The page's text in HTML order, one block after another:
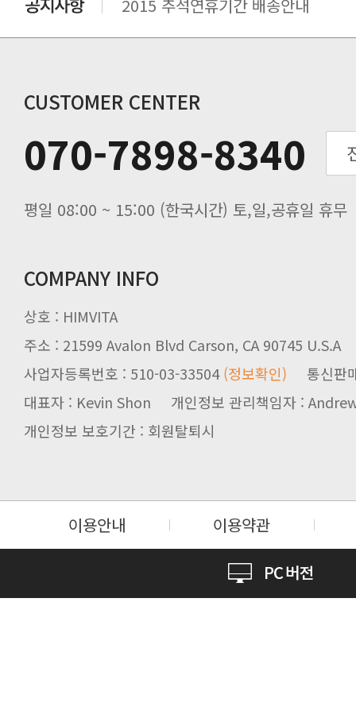
2015 추석연휴기간 배송안내
추수감사절 배송안내
추석기간 배송안내
노동절(9월3일) 배송업무 안내
입금 고객님을 찾습니다.
CUSTOMER CENTER
070-7898-8340
평일 08:00 ~ 15:00 (한국시간) 토,일,공휴일 휴무
COMPANY INFO
상호 : HIMVITA
주소 : 21599 Avalon Blvd Carson, CA 90745 U.S.A
사업자등록번호 : 510-03-33504(정보확인) 통신판
대표자 : Kevin Shon 개인정보 관리책임자 :
개인정보 보호기간 : 회원탈퇴시
이용안내 이용약관